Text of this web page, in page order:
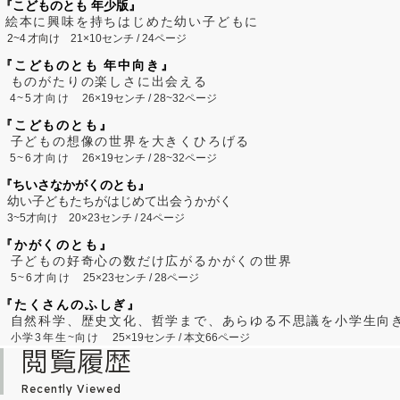
『こどものとも 年少版』
絵本に興味を持ちはじめた幼い子どもに
2~4才向け 21×10センチ / 24ページ
『こどものとも 年中向き』
ものがたりの楽しさに出会える
4~5才向け26×19センチ / 28~32ページ
『こどものとも』
子どもの想像の世界を大きくひろげる
5~6才向け26×19センチ / 28~32ページ
『ちいさなかがくのとも』
幼い子どもたちがはじめて出会うかがく
3~5才向け 20×23センチ / 24ページ
『かがくのとも』
子どもの好奇心の数だけ広がるかがくの世界
5~6才向け25×23センチ / 28ページ
『たくさんのふしぎ』
自然科学、歴史文化、哲学まで、あらゆる不思議を小学生向
小学3年生~向け 25×19センチ / 本文66ページ
閲覧履歴
Recently Viewed